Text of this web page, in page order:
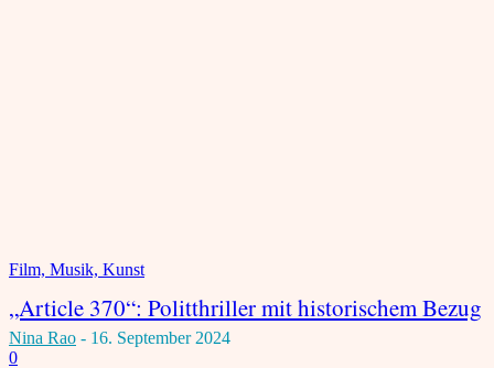
Film, Musik, Kunst
„Article 370“: Politthriller mit historischem Bezug
Nina Rao - 16. September 2024
0